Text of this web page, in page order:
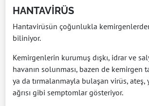
HANTAVİRÜS
Hantavirüsün çoğunlukla
biliniyor.
Kemirgenlerin kurumuş dışkı, idrar ve
havanın solunması, bazen de kemirgen
ya da tırmalanmayla bulaşan virüs,
ağrısı gibi semptomlar gösteriyor.